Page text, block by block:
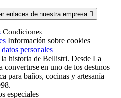
enlaces de nuestra empresa 
Condiciones
Información sobre cookies
personales
la historia de Bellistri. Desde La
convertirse en uno de los destinos
para baños, cocinas y artesanía
especiales